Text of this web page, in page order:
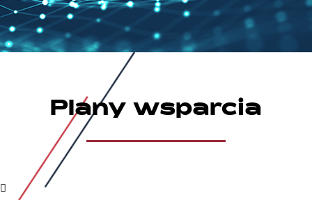
Plany wsparcia